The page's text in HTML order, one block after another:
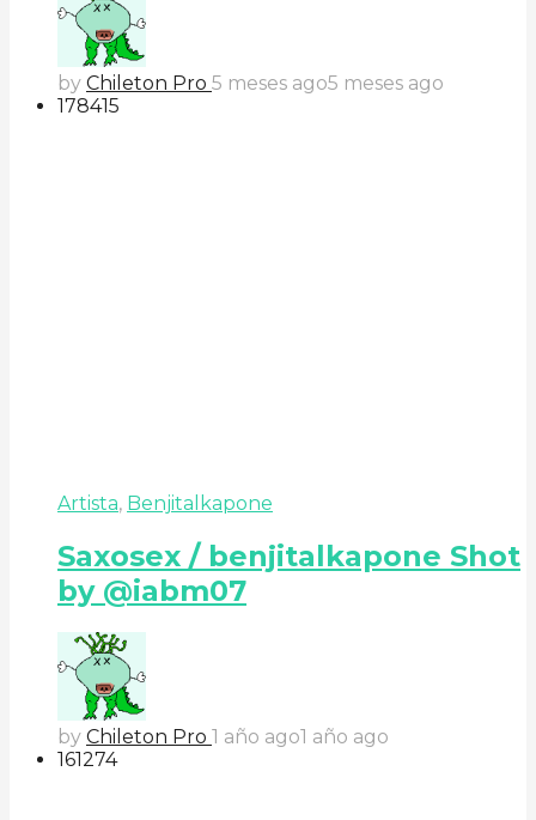
by Chileton Pro 5 meses ago5 meses ago
178415
Artista, Benjitalkapone
Saxosex / benjitalkapone Shot
by @iabm07
by Chileton Pro 1 año ago1 año ago
161274